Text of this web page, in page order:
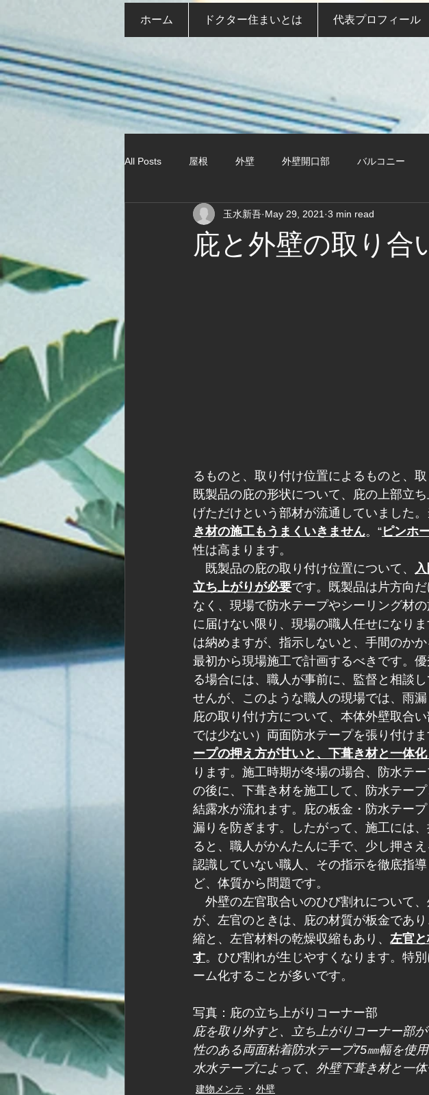
ホーム ドクター住まいとは 代表プロフィール
All Posts 屋根 外壁 外壁開口部 バルコニー
庇と外壁の取り合
玉水新吾 May 29, 2021 3 min read
るものと、取り付け位置によるものと、
既製品の庇の形状について、庇の上部立
げただけという部材が流通していました。
き材の施工もうまくいきません。“ピンホ
性は高まります。
既製品の庇の取り付け位置について、
立ち上がりが必要です。既製品は片方向
なく、現場で防水テープやシーリング材
に届けない限り、現場の職人任せになり
は納めますが、指示しないと、手間のか
最初から現場施工で計画するべきです。
る場合には、職人が事前に、監督と相談
せんが、このような職人の現場では、雨
庇の取り付け方について、本体外壁取合
では少ない）両面防水テープを張り付け
ープの押え方が甘いと、下葺き材と一体
ります。施工時期が冬場の場合、防水テ
の後に、下葺き材を施工して、防水テー
結露水が流れます。庇の板金・防水テー
漏りを防ぎます。したがって、施工には
ると、職人がかんたんに手で、少し押さ
認識していない職人、その指示を徹底指
ど、体質から問題です。
外壁の左官取合いのひび割れについて
が、左官のときは、庇の材質が板金であ
縮と、左官材料の乾燥収縮もあり、 左官
す。ひび割れが生じやすくなります。特
ーム化することが多いです。
写真：庇の立ち上がりコーナー部
庇を取り外すと、立ち上がりコーナー部
性のある両面粘着防水テープ75㎜幅を使
水水テープによって、外壁下葺き材と一
建物メンテ 外壁